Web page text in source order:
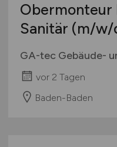
Obermonteur
Sanitär (m/w/
GA-tec Gebäude-
vor 2 Tagen
Baden-Baden